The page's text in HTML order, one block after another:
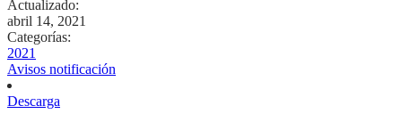
Actualizado:
abril 14, 2021
Categorías:
2021
Avisos notificación
Descarga